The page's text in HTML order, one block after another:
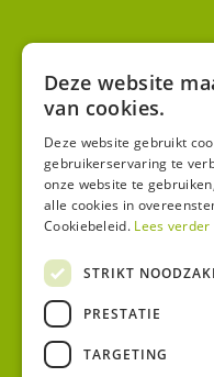
Deze website
van cookies.
Deze website gebruikt
gebruikerservaring te
onze website te
alle cookies in
Cookiebeleid. Lees verder
STRIKT
PRESTATIE
TARGETING